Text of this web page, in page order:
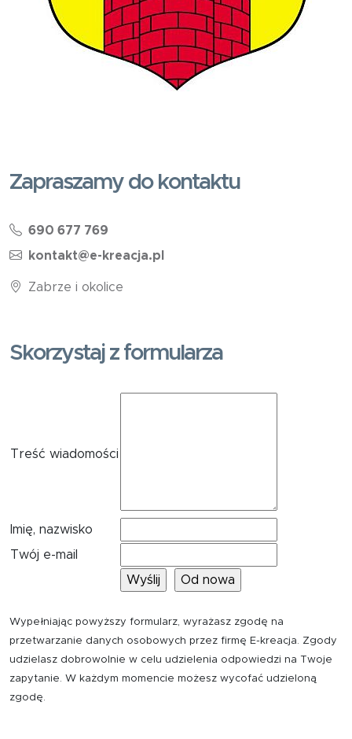
Zapraszamy do kontaktu
690 677 769
kontakt@e-kreacja.pl
Zabrze i okolice
Skorzystaj z formularza
Treść wiadomości
Imię, nazwisko
Twój e-mail
Wypełniając powyższy formularz, wyrażasz zgodę na
przetwarzanie danych osobowych przez firmę E-kreacja. Zgody
udzielasz dobrowolnie w celu udzielenia odpowiedzi na Twoje
zapytanie. W każdym momencie możesz wycofać udzieloną
zgodę.